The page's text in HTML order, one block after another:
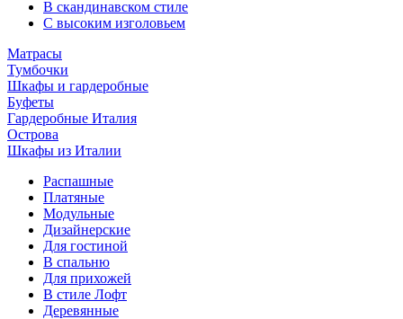
В скандинавском стиле
С высоким изголовьем
Матрасы
Тумбочки
Шкафы и гардеробные
Буфеты
Гардеробные Италия
Острова
Шкафы из Италии
Распашные
Платяные
Модульные
Дизайнерские
Для гостиной
В спальню
Для прихожей
В стиле Лофт
Деревянные